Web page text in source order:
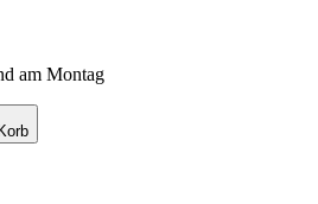
am Montag